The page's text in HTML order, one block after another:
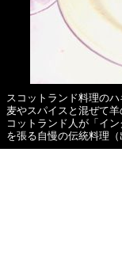
スコットランド料理の
麦やスパイスと混ぜて
コットランド人が「イ
を張る自慢の伝統料理（